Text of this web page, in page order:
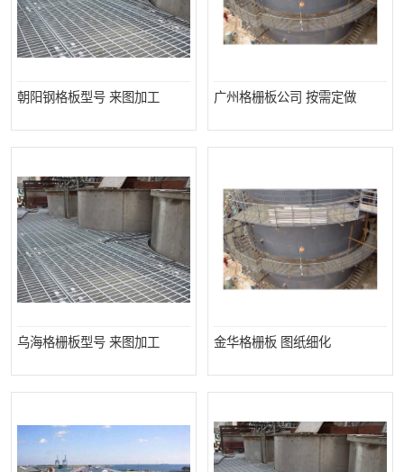
朝阳钢格板型号 来图加工 广州格栅板公司 按需定做
乌海格栅板型号 来图加工 金华格栅板 图纸细化